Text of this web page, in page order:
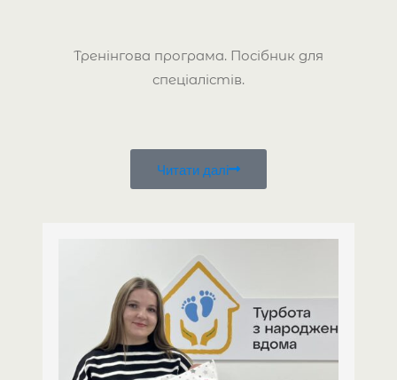
Тренінгова програма. Посібник для
спеціалістів.
Читати далі